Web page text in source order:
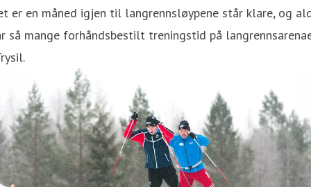
er en måned igjen til langrennsløypene står klare, og
så mange forhåndsbestilt treningstid på